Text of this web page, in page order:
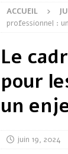
ACCUEIL
professionnel :
Le
pour
un
juin 19, 2024